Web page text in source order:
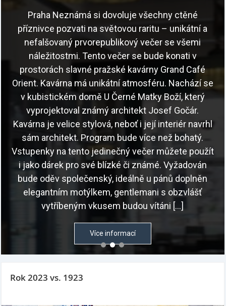
průvodci, akce pro školy i teambuilding pro firmy a
skupiny.
Česky a anglicky.
Prohlédnout akce
Rok 2023 vs. 1923